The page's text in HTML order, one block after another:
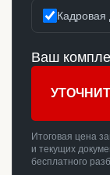
Кадровая
Ваш
Итоговая цена
и текущих
бесплатного